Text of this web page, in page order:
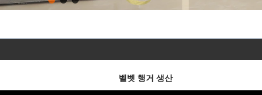
벨벳 행거 생산